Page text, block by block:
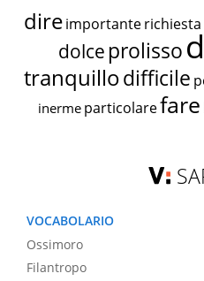
dire importante richiesta
dolce prolisso
tranquillodifficile
inerme particolarefare
VOCABOLARIO
Ossimoro
Filantropo